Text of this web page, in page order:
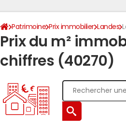
Patrimoine Prix immobilier Landes
Prix du m²
chiffres (40270)